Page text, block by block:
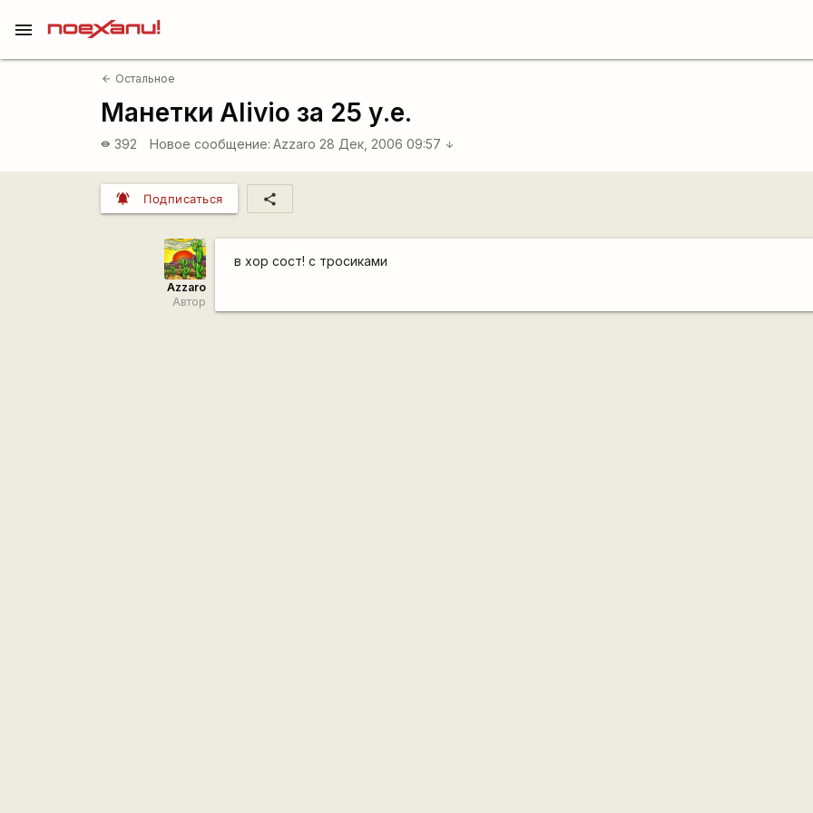
menu
arrow_back Остальное
Манетки Alivio за 25 у.е.
visibility 392 Новое сообщение: Azzaro 28 Дек, 2006 09:57 arrow_downward
notifications_active Подписаться share
Azzaro
Автор
в хор сост! с тросиками